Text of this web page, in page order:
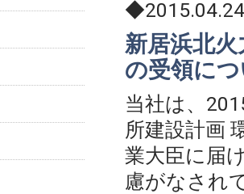
◆2015.04.24
新居浜北
の受領に
当社は、
所建設計画
業大臣に届
慮がなされ